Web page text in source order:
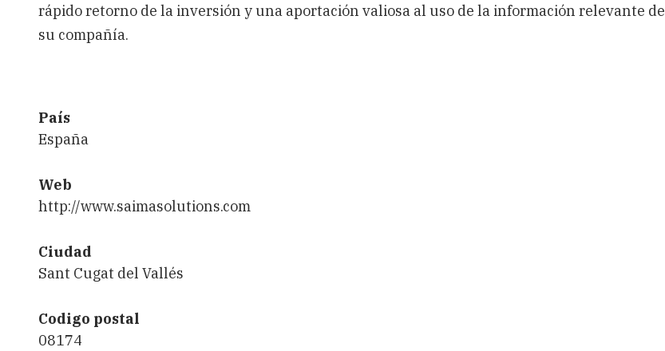
rápido retorno de la inversión y una aportación valiosa al uso de la información relevante de
su compañía.
País
España
Web
http://www.saimasolutions.com
Ciudad
Sant Cugat del Vallés
Codigo postal
08174